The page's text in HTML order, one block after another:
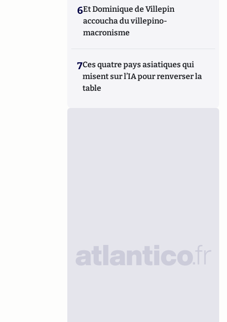
6Et Dominique de Villepin
accoucha du villepino-
macronisme
7Ces quatre pays asiatiques qui
misent sur l’IA pour renverser la
table